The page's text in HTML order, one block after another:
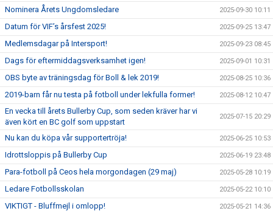
Nominera Årets Ungdomsledare 2025-09-30 10:11
Datum för VIF’s årsfest 2025! 2025-09-25 13:47
Medlemsdagar på Intersport! 2025-09-23 08:45
Dags för eftermiddagsverksamhet igen! 2025-09-01 10:31
OBS byte av träningsdag för Boll & lek 2019! 2025-08-25 10:36
2019-barn får nu testa på fotboll under lekfulla former! 2025-08-12 10:47
En vecka till årets Bullerby Cup, som seden kräver har vi
även kört en BC golf som uppstart
2025-07-15 20:29
Nu kan du köpa vår supportertröja! 2025-06-25 10:53
Idrottsloppis på Bullerby Cup 2025-06-19 23:48
Para-fotboll på Ceos hela morgondagen (29 maj) 2025-05-28 10:19
Ledare Fotbollsskolan 2025-05-22 10:10
VIKTIGT - Bluffmejl i omlopp! 2025-05-21 14:36